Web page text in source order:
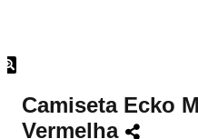
Camiseta Ecko
Vermelha